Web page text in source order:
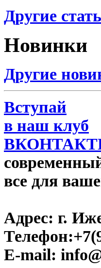
Другие
Новинки
Другие
Вступай
в наш клуб
все для
Адрес: г.
Телефон:
E-mail: